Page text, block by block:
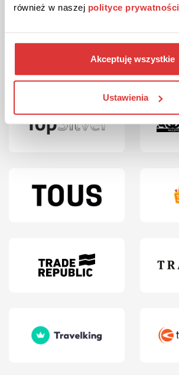
również w naszej polityce prywatności
Akceptuję wszystkie
Ustawienia